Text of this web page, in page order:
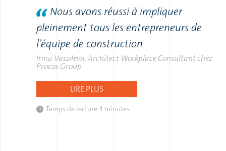
Nous avons réussi à impliquer
pleinement tous les entrepreneurs de
l’équipe de construction
Irina Vassileva, Architect Workplace Consultant chez
Procos Group
LIRE PLUS
Temps de lecture4 minutes